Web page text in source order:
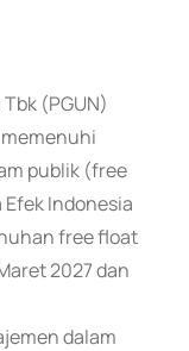
(PGUN)
publik (free
Indonesia
free float
2027 dan
dalam